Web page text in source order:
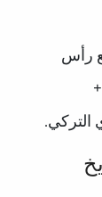
رأس
التركي.